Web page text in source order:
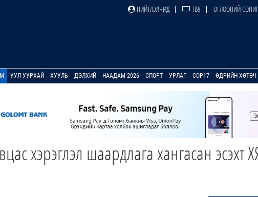
НИЙТЛЭЛЧИД ТВ8 ӨГЛӨӨНИЙ
УУЛ УУРХАЙ ХУУЛЬ ДЭЛХИЙ НААДАМ-2026 СПОРТ УРЛАГ COP17 ӨДРИЙН ХӨТӨЧ
хэрэглэл шаардлага хангасан эсэхт